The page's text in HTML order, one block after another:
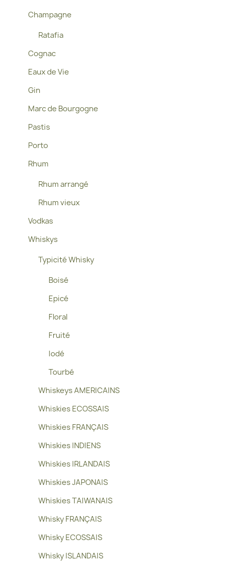
Champagne
Ratafia
Cognac
Eaux de Vie
Gin
Marc de Bourgogne
Pastis
Porto
Rhum
Rhum arrangé
Rhum vieux
Vodkas
Whiskys
Typicité Whisky
Boisé
Epicé
Floral
Fruité
Iodé
Tourbé
Whiskeys AMERICAINS
Whiskies ECOSSAIS
Whiskies FRANÇAIS
Whiskies INDIENS
Whiskies IRLANDAIS
Whiskies JAPONAIS
Whiskies TAIWANAIS
Whisky FRANÇAIS
Whisky ECOSSAIS
Whisky ISLANDAIS